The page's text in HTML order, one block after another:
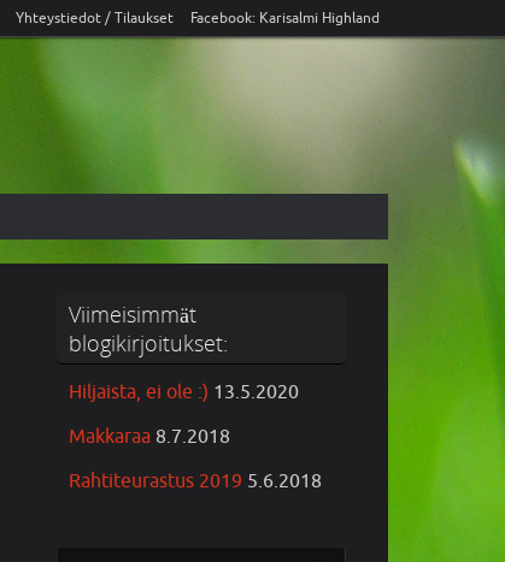
Yhteystiedot / Tilaukset Facebook: Karisalmi Highland
Viimeisimmät
blogikirjoitukset:
Hiljaista, ei ole :) 13.5.2020
Makkaraa 8.7.2018
Rahtiteurastus 2019 5.6.2018